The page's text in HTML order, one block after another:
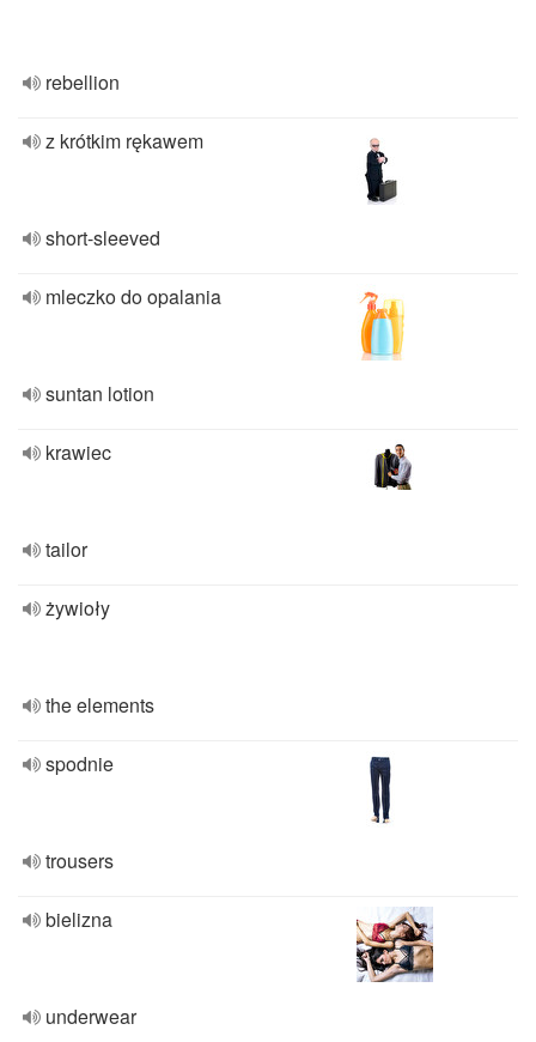
rebellion
z krótkim rękawem
short-sleeved
mleczko do opalania
suntan lotion
krawiec
tailor
żywioły
the elements
spodnie
trousers
bielizna
underwear